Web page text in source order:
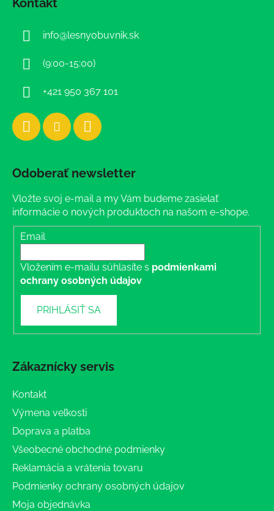
Kontakt
info@lesnyobuvnik.sk
(9:00-15:00)
+421 950 367 101
Odoberať newsletter
Vložte svoj e-mail a my Vám budeme zasielať
informácie o nových produktoch na našom e-shope.
Email
Vložením e-mailu súhlasíte s podmienkami
ochrany osobných údajov
PRIHLÁSIŤ SA
Zákaznícky servis
Kontakt
Výmena veľkosti
Doprava a platba
Všeobecné obchodné podmienky
Reklamácia a vrátenia tovaru
Podmienky ochrany osobných údajov
Moja objednávka